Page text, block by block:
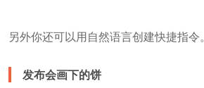
另外你还可以用自然语言创建快捷指令。
发布会画下的饼